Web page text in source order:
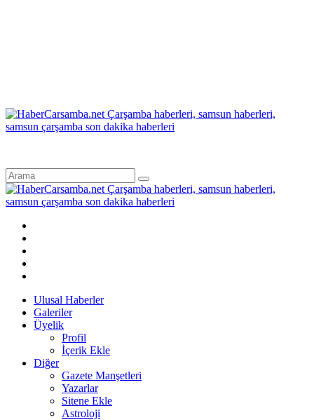
Ulusal Haberler
Galeriler
Üyelik
Profil
İçerik Ekle
Diğer
Gazete Manşetleri
Yazarlar
Sitene Ekle
Astroloji